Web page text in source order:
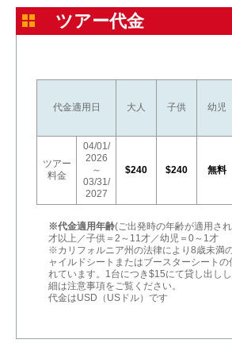
ツアー代金
代金適用日 大人 子供 幼児
ツアー
料金
04/01/
2026
～
03/31/
2027
$240 $240 無料
※代金適用年齢(ご出発時の年齢が適用さ
才以上／子供＝2～11才／幼児＝0～1才
※カリフォルニア州の法律により8歳未満
ャイルドシートまたはブースターシートの
れています。1台につき$15にて貸し出し
細は注意事項をご覧ください。
代金はUSD（USドル）です